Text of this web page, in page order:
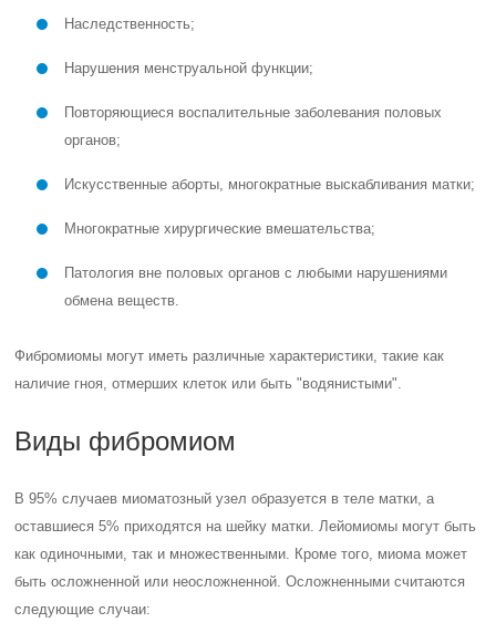
Наследственность;
Нарушения менструальной функции;
Повторяющиеся воспалительные заболевания половых
органов;
Искусственные аборты, многократные выскабливания матки;
Многократные хирургические вмешательства;
Патология вне половых органов с любыми нарушениями
обмена веществ.
Фибромиомы могут иметь различные характеристики, такие как
наличие гноя, отмерших клеток или быть "водянистыми".
Виды фибромиом
В 95% случаев миоматозный узел образуется в теле матки, а
оставшиеся 5% приходятся на шейку матки. Лейомиомы могут быть
как одиночными, так и множественными. Кроме того, миома может
быть осложненной или неосложненной. Осложненными считаются
следующие случаи: